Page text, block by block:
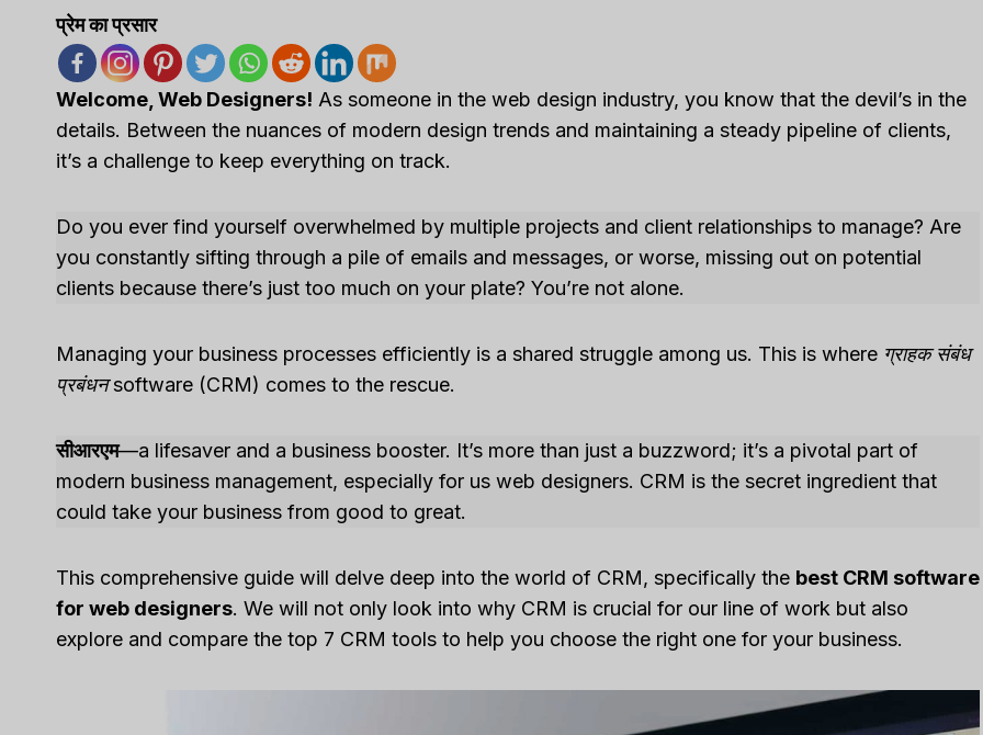
प्रेम का प्रसार
Welcome, Web Designers! As someone in the web design industry, you know that the devil’s in the
details. Between the nuances of modern design trends and maintaining a steady pipeline of clients,
it’s a challenge to keep everything on track.
Do you ever find yourself overwhelmed by multiple projects and client relationships to manage? Are
you constantly sifting through a pile of emails and messages, or worse, missing out on potential
clients because there’s just too much on your plate? You’re not alone.
Managing your business processes efficiently is a shared struggle among us. This is where ग्राहक संबंध
प्रबंधनsoftware (CRM) comes to the rescue.
सीआरएम—a lifesaver and a business booster. It’s more than just a buzzword; it’s a pivotal part of
modern business management, especially for us web designers. CRM is the secret ingredient that
could take your business from good to great.
This comprehensive guide will delve deep into the world of CRM, specifically the best CRM software
for web designers. We will not only look into why CRM is crucial for our line of work but also
explore and compare the top 7 CRM tools to help you choose the right one for your business.